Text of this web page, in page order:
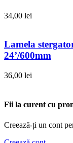
34,00 lei
Lamela
24’/600mm
36,00 lei
Fii la curent cu
Creează-ți un cont